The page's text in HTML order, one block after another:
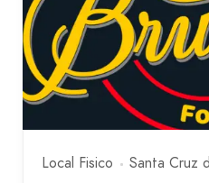
Local Fisico Santa Cruz